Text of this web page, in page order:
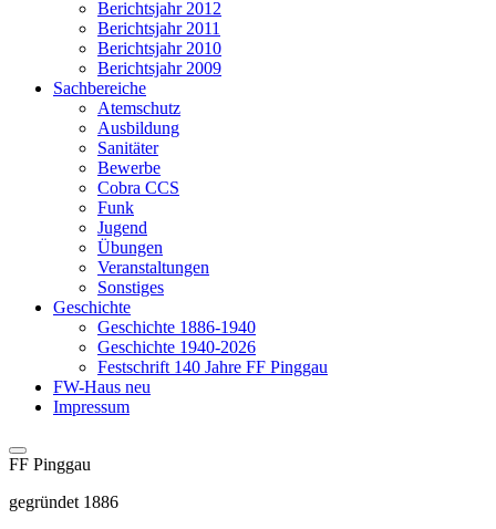
Berichtsjahr 2012
Berichtsjahr 2011
Berichtsjahr 2010
Berichtsjahr 2009
Sachbereiche
Atemschutz
Ausbildung
Sanitäter
Bewerbe
Cobra CCS
Funk
Jugend
Übungen
Veranstaltungen
Sonstiges
Geschichte
Geschichte 1886-1940
Geschichte 1940-2026
Festschrift 140 Jahre FF Pinggau
FW-Haus neu
Impressum
FF Pinggau
gegründet 1886